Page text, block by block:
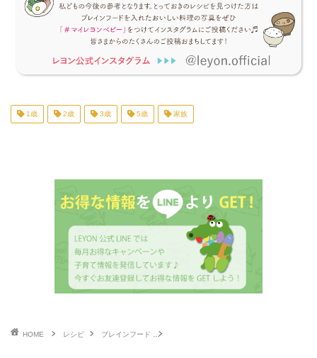
1歳 2歳 3歳 5歳 家族
HOME レシピ ブレインフード